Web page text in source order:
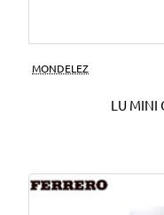
MONDELEZ
LU MINI